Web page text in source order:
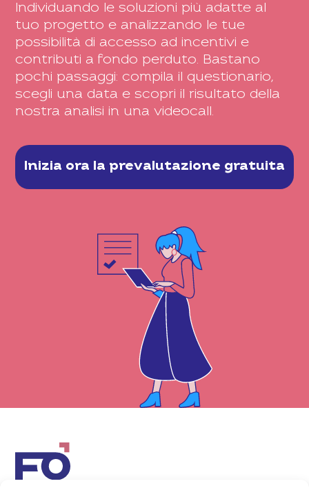
Individuando le soluzioni più adatte al
tuo progetto e analizzando le tue
possibilità di accesso ad incentivi e
contributi a fondo perduto. Bastano
pochi passaggi: compila il questionario,
scegli una data e scopri il risultato della
nostra analisi in una videocall.
Inizia ora la prevalutazione gratuita